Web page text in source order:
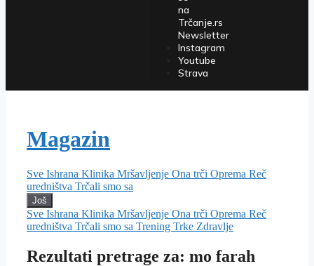
na
Trčanje.rs
Newsletter
Instagram
Youtube
Strava
Magazin
Sve Ishrana Klinika Mršavljenje Ona trči Oprema Reč
uredništva Trčali smo sa
Još
Sve Ishrana Klinika Mršavljenje Ona trči Oprema Reč
uredništva Trčali smo sa Trening Trke Zdravlje
Rezultati pretrage za: mo farah